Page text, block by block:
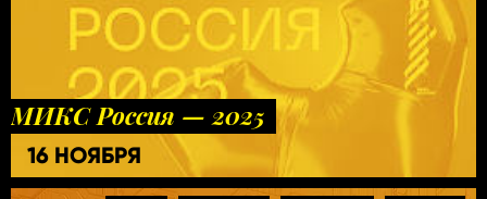
МИКС Россия — 2025
16 НОЯБРЯ